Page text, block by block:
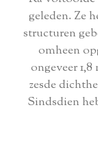
geleden. Ze
structuren
omheen
ongeveer
zesde
Sindsdien